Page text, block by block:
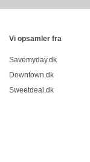
Vi opsamler fra
Savemyday.dk
Downtown.dk
Sweetdeal.dk